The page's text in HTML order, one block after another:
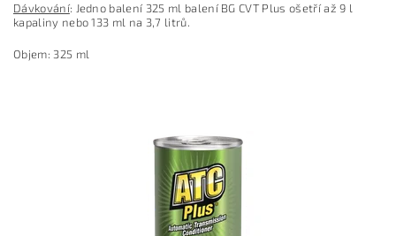
Dávkování: Jedno balení 325 ml balení BG CVT Plus ošetří až 9 l
kapaliny nebo 133 ml na 3,7 litrů.
Objem: 325 ml